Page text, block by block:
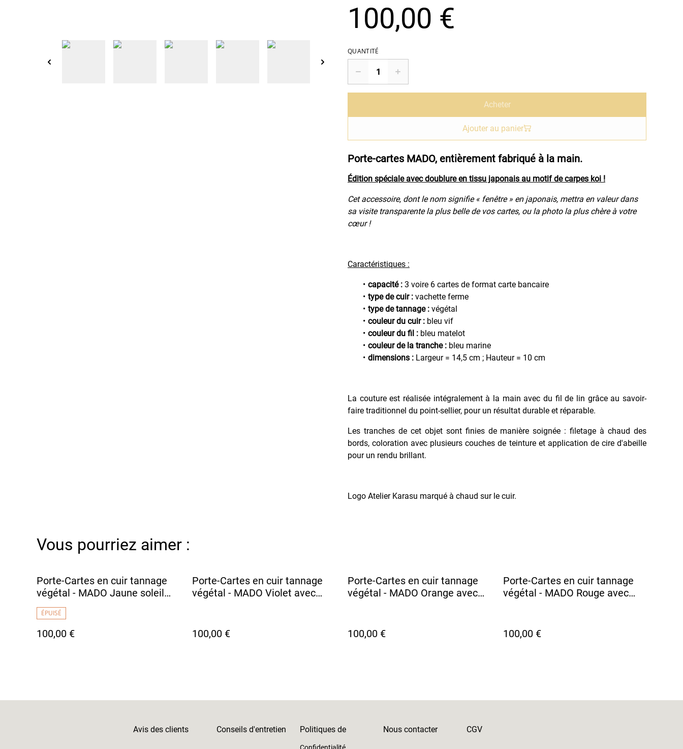
100,00 €
QUANTITÉ
Acheter
Ajouter au panier
Porte-cartes MADO, entièrement fabriqué à la main.
Édition spéciale avec doublure en tissu japonais au motif de carpes koi !
Cet accessoire, dont le nom signifie « fenêtre » en japonais, mettra en valeur dans
sa visite transparente la plus belle de vos cartes, ou la photo la plus chère à votre
cœur !
Caractéristiques :
capacité : 3 voire 6 cartes de format carte bancaire
type de cuir : vachette ferme
type de tannage : végétal
couleur du cuir : bleu vif
couleur du fil : bleu matelot
couleur de la tranche : bleu marine
dimensions : Largeur = 14,5 cm ; Hauteur = 10 cm
La couture est réalisée intégralement à la main avec du fil de lin grâce au savoir-
faire traditionnel du point-sellier, pour un résultat durable et réparable.
Les tranches de cet objet sont finies de manière soignée : filetage à chaud des
bords, coloration avec plusieurs couches de teinture et application de cire d'abeille
pour un rendu brillant.
Logo Atelier Karasu marqué à chaud sur le cuir.
Vous pourriez aimer :
Porte-Cartes en cuir tannage
végétal - MADO Jaune soleil
avec doublure tissu japonais
motif fleurs
ÉPUISÉ
100,00 €
Porte-Cartes en cuir tannage
végétal - MADO Violet avec
100,00 €
Porte-Cartes en cuir tannage
végétal - MADO Orange avec
100,00 €
Porte-Cartes en cuir tannage
végétal - MADO Rouge avec
100,00 €
Avis des clients Conseils d'entretien Politiques de Nous contacter CGV